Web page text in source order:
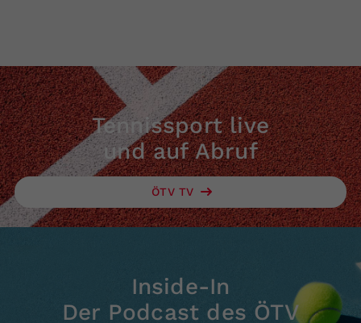
Tennissport live
und auf Abruf
ÖTV TV
Inside-In
Der Podcast des ÖTV